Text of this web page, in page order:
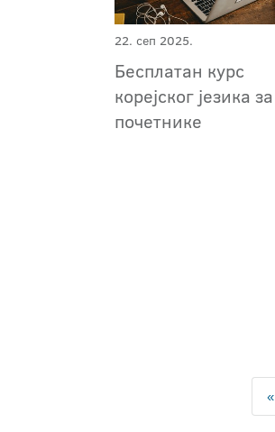
22. сеп 2025.
Бесплатан курс
корејског језика за
почетнике
«